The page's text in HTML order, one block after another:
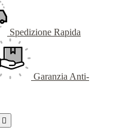
Spedizione Rapida
Garanzia Anti-
